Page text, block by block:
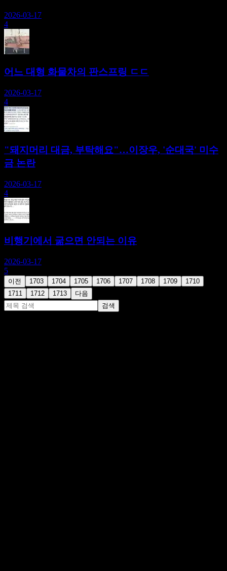
2026-03-17
4
어느 대형 화물차의 판스프링 ㄷㄷ
2026-03-17
4
"돼지머리 대금, 부탁해요"…이장우, '순대국' 미수
금 논란
2026-03-17
4
비행기에서 굶으면 안되는 이유
2026-03-17
5
이전 1703 1704 1705 1706 1707 1708 1709
1710
1711
1712 1713
다음
검색